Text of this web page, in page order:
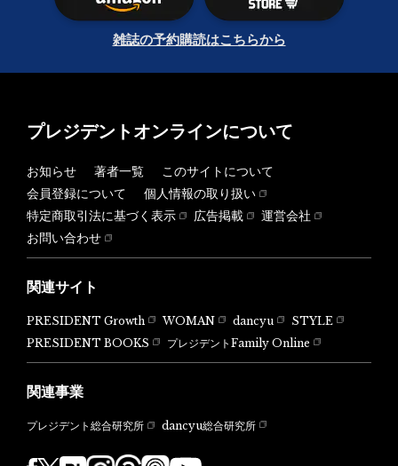
雑誌の予約購読はこちらから
プレジデントオンラインについて
お知らせ 著者一覧
このサイトについて
会員登録について
個人情報の取り扱い
特定商取引法に基づく表示
広告掲載
運営会社
お問い合わせ
関連サイト
PRESIDENT Growth WOMAN dancyu
STYLE
PRESIDENT BOOKS
プレジデントFamily Online
関連事業
プレジデント総合研究所 dancyu総合研究所